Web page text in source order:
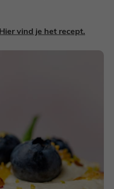
Hier vind je het recept.